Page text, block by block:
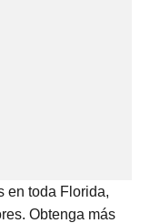
en toda Florida,
Obtenga más